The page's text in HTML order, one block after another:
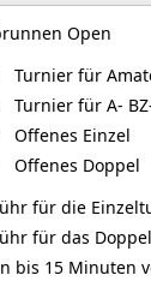
Open
Turnier für
Turnier für A-
Offenes
Offenes
für die
für das
bis 15 Minuten